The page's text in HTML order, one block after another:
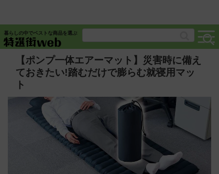
暮らしの中でベストな商品を選ぶ
【ポンプ一体エアーマット】災害時に備え
ておきたい!踏むだけで膨らむ就寝用マッ
ト